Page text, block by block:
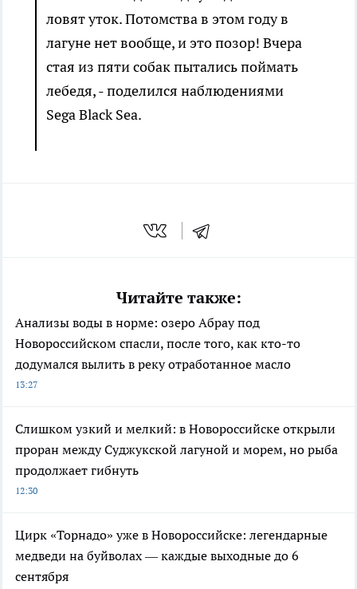
ловят уток. Потомства в этом году в
лагуне нет вообще, и это позор! Вчера
стая из пяти собак пытались поймать
лебедя, - поделился наблюдениями
Sega Black Sea.
Читайте также:
Анализы воды в норме: озеро Абрау под
Новороссийском спасли, после того, как кто-то
додумался вылить в реку отработанное масло
13:27
Слишком узкий и мелкий: в Новороссийске открыли
проран между Суджукской лагуной и морем, но рыба
продолжает гибнуть
12:30
Цирк «Торнадо» уже в Новороссийске: легендарные
медведи на буйволах — каждые выходные до 6
сентября